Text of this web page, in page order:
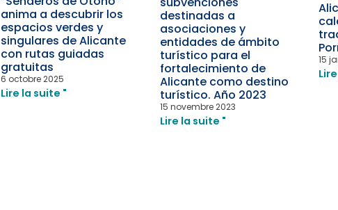
anima a descubrir los
espacios verdes y
singulares de Alicante
con rutas guiadas
gratuitas
6 octobre 2025
Lire la suite "
destinadas a
asociaciones y
entidades de ámbito
turístico para el
fortalecimiento de
Alicante como destino
turístico. Año 2023
15 novembre 2023
Lire la suite "
15